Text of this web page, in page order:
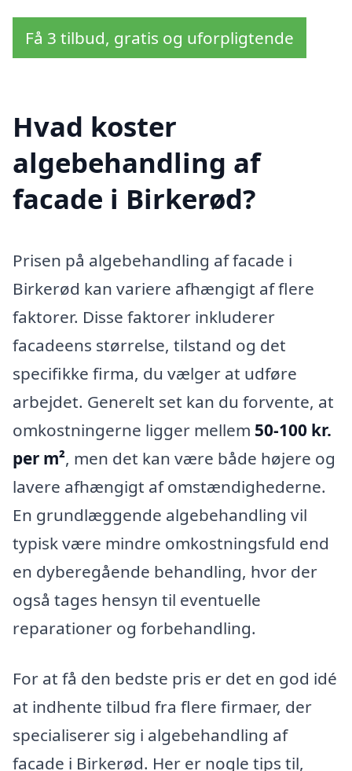
Få 3 tilbud, gratis og uforpligtende
Hvad koster
algebehandling af
facade i Birkerød?
Prisen på algebehandling af facade i
Birkerød kan variere afhængigt af flere
faktorer. Disse faktorer inkluderer
facadeens størrelse, tilstand og det
specifikke firma, du vælger at udføre
arbejdet. Generelt set kan du forvente, at
omkostningerne ligger mellem 50-100 kr.
per m², men det kan være både højere og
lavere afhængigt af omstændighederne.
En grundlæggende algebehandling vil
typisk være mindre omkostningsfuld end
en dyberegående behandling, hvor der
også tages hensyn til eventuelle
reparationer og forbehandling.
For at få den bedste pris er det en god idé
at indhente tilbud fra flere firmaer, der
specialiserer sig i algebehandling af
facade i Birkerød. Her er nogle tips til,